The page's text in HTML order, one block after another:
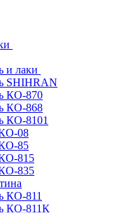
и лаки
SHIHRAN
КО-870
КО-868
КО-8101
08
85
815
835
КО-811
КО-811К